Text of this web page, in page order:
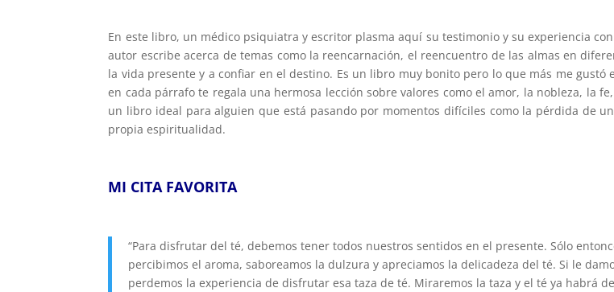
En este libro, un médico psiquiatra y escritor plasma aquí su testimonio y su experiencia
autor escribe acerca de temas como la reencarnación, el reencuentro de las almas en
la vida presente y a confiar en el destino. Es un libro muy bonito pero lo que más me
en cada párrafo te regala una hermosa lección sobre valores como el amor, la nobleza, la
un libro ideal para alguien que está pasando por momentos difíciles como la pérdida de
propia espiritualidad.
MI CITA FAVORITA
“Para disfrutar del té, debemos tener todos nuestros sentidos en el presente. Sólo
percibimos el aroma, saboreamos la dulzura y apreciamos la delicadeza del té. Si le
perdemos la experiencia de disfrutar esa taza de té. Miraremos la taza y el té ya habrá